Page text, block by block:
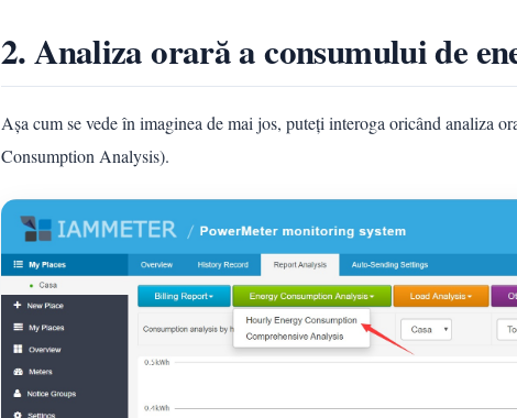
2. Analiza orară a consumului de
Așa cum se vede în imaginea de mai jos, puteți interoga oricând analiza
Consumption Analysis).